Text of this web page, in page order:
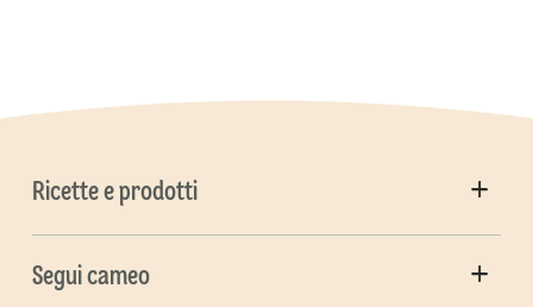
Ricette e prodotti
Segui cameo